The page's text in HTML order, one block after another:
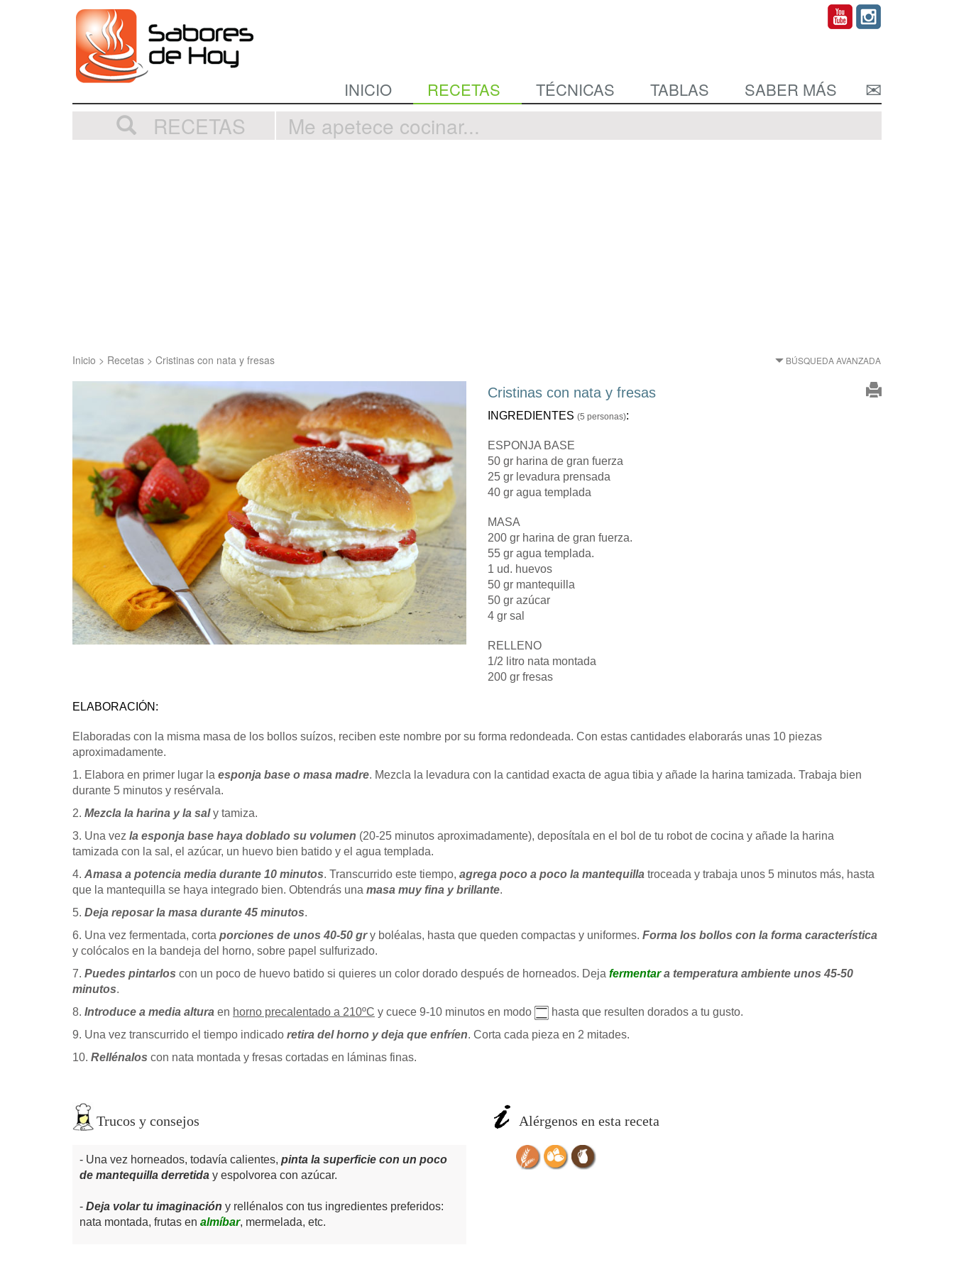
INICIO RECETAS TÉCNICAS TABLAS SABER MÁS
RECETAS
Inicio > Recetas > Cristinas con nata y fresas BÚSQUEDA AVANZADA
Cristinas con nata y fresas
INGREDIENTES (5 personas):
ESPONJA BASE
50 gr harina de gran fuerza
25 gr levadura prensada
40 gr agua templada
MASA
200 gr harina de gran fuerza.
55 gr agua templada.
1 ud. huevos
50 gr mantequilla
50 gr azúcar
4 gr sal
RELLENO
1/2 litro nata montada
200 gr fresas
ELABORACIÓN:
Elaboradas con la misma masa de los bollos suízos, reciben este nombre por su forma redondeada. Con estas cantidades elaborarás unas 10 piezas
aproximadamente.
1. Elabora en primer lugar la esponja base o masa madre. Mezcla la levadura con la cantidad exacta de agua tibia y añade la harina tamizada. Trabaja bien
durante 5 minutos y resérvala.
2. Mezcla la harina y la saly tamiza.
3. Una vez la esponja base haya doblado su volumen (20-25 minutos aproximadamente), deposítala en el bol de tu robot de cocina y añade la harina
tamizada con la sal, el azúcar, un huevo bien batido y el agua templada.
4. Amasa a potencia media durante 10 minutos. Transcurrido este tiempo, agrega poco a poco la mantequilla troceada y trabaja unos 5 minutos más, hasta
que la mantequilla se haya integrado bien. Obtendrás una masa muy fina y brillante.
5. Deja reposar la masa durante 45 minutos.
6. Una vez fermentada, corta porciones de unos 40-50 gry boléalas, hasta que queden compactas y uniformes. Forma los bollos con la forma característica
y colócalos en la bandeja del horno, sobre papel sulfurizado.
7. Puedes pintarlos con un poco de huevo batido si quieres un color dorado después de horneados. Deja fermentara temperatura ambiente unos 45-50
minutos.
8. Introduce a media altura en horno precalentado a 210ºC y cuece 9-10 minutos en modo
hasta que resulten dorados a tu gusto.
9. Una vez transcurrido el tiempo indicado retira del horno y deja que enfríen. Corta cada pieza en 2 mitades.
10. Rellénalos con nata montada y fresas cortadas en láminas finas.
Trucos y consejos
Una vez horneados, todavía calientes, pinta la superficie con un poco
de mantequilla derretida y espolvorea con azúcar.
Deja volar tu imaginación y rellénalos con tus ingredientes preferidos:
nata montada, frutas en almíbar, mermelada, etc.
Alérgenos en esta receta